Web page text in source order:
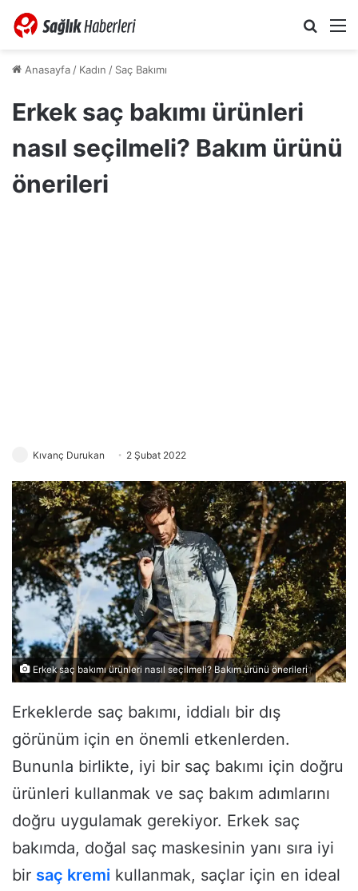
Anasayfa/ Kadın / Saç Bakımı
Erkek saç bakımı ürünleri
nasıl seçilmeli? Bakım ürünü
önerileri
Kıvanç Durukan 2 Şubat 2022
Erkek saç bakımı ürünleri nasıl seçilmeli? Bakım ürünü önerileri
Erkeklerde saç bakımı, iddialı bir dış
görünüm için en önemli etkenlerden.
Bununla birlikte, iyi bir saç bakımı için doğru
ürünleri kullanmak ve saç bakım adımlarını
doğru uygulamak gerekiyor. Erkek saç
bakımda, doğal saç maskesinin yanı sıra iyi
bir saç kremi kullanmak, saçlar için en ideal